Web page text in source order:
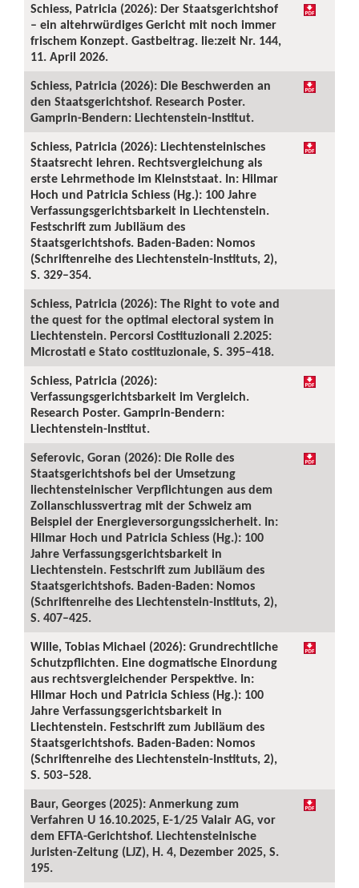
Schiess, Patricia (2026): Der Staatsgerichtshof
– ein altehrwürdiges Gericht mit noch immer
frischem Konzept. Gastbeitrag. lie:zeit Nr. 144,
11. April 2026.
Schiess, Patricia (2026): Die Beschwerden an
den Staatsgerichtshof. Research Poster.
Gamprin-Bendern: Liechtenstein-Institut.
Schiess, Patricia (2026): Liechtensteinisches
Staatsrecht lehren. Rechtsvergleichung als
erste Lehrmethode im Kleinststaat. In: Hilmar
Hoch und Patricia Schiess (Hg.): 100 Jahre
Verfassungsgerichtsbarkeit in Liechtenstein.
Festschrift zum Jubiläum des
Staatsgerichtshofs. Baden-Baden: Nomos
(Schriftenreihe des Liechtenstein-Instituts, 2),
S. 329–354.
Schiess, Patricia (2026): The Right to vote and
the quest for the optimal electoral system in
Liechtenstein. Percorsi Costituzionali 2.2025:
Microstati e Stato costituzionale, S. 395–418.
Schiess, Patricia (2026):
Verfassungsgerichtsbarkeit im Vergleich.
Research Poster. Gamprin-Bendern:
Liechtenstein-Institut.
Seferovic, Goran (2026): Die Rolle des
Staatsgerichtshofs bei der Umsetzung
liechtensteinischer Verpflichtungen aus dem
Zollanschlussvertrag mit der Schweiz am
Beispiel der Energieversorgungssicherheit. In:
Hilmar Hoch und Patricia Schiess (Hg.): 100
Jahre Verfassungsgerichtsbarkeit in
Liechtenstein. Festschrift zum Jubiläum des
Staatsgerichtshofs. Baden-Baden: Nomos
(Schriftenreihe des Liechtenstein-Instituts, 2),
S. 407–425.
Wille, Tobias Michael (2026): Grundrechtliche
Schutzpflichten. Eine dogmatische Einordung
aus rechtsvergleichender Perspektive. In:
Hilmar Hoch und Patricia Schiess (Hg.): 100
Jahre Verfassungsgerichtsbarkeit in
Liechtenstein. Festschrift zum Jubiläum des
Staatsgerichtshofs. Baden-Baden: Nomos
(Schriftenreihe des Liechtenstein-Instituts, 2),
S. 503–528.
Baur, Georges (2025): Anmerkung zum
Verfahren U 16.10.2025, E-1/25 Valair AG, vor
dem EFTA-Gerichtshof. Liechtensteinische
Juristen-Zeitung (LJZ), H. 4, Dezember 2025, S.
195.